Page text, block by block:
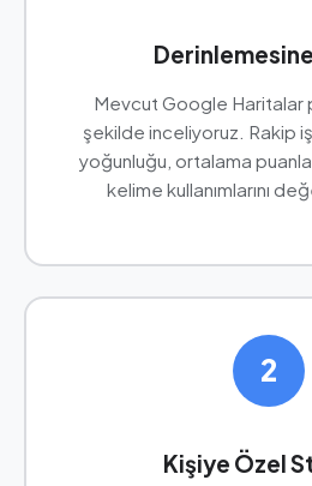
Mevcut Google Haritalar
şekilde inceliyoruz. Rakip
yoğunluğu, ortalama
kelime kullanımlarını
2
Kişiye Özel